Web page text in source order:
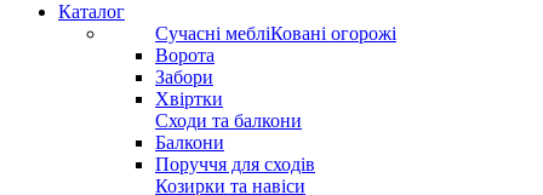
Каталог
Сучасні мебліКовані огорожі
Ворота
Забори
Хвіртки
Сходи та балкони
Балкони
Поруччя для сходів
Козирки та навіси